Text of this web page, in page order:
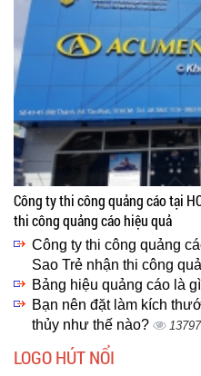
Công ty thi công quảng cáo tại
thi công quảng cáo hiệu quả
Công ty thi công quảng
Sao Trẻ nhận thi công
Bảng hiệu quảng cáo là
Bạn nên đặt làm kích
thủy như thế nào?
13797
LOGO HÚT NỔI